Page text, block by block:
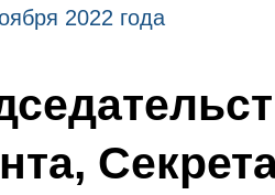
2022 года